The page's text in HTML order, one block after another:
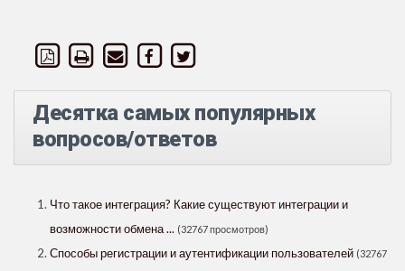
Десятка самых популярных
вопросов/ответов
Что такое интеграция? Какие существуют интеграции и
возможности обмена ... (32767 просмотров)
Способы регистрации и аутентификации пользователей (32767